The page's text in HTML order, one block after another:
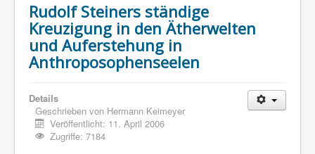
Rudolf Steiners ständige
Kreuzigung in den Ätherwelten
und Auferstehung in
Anthroposophenseelen
Details
Geschrieben von Hermann Keimeyer
Veröffentlicht: 11. April 2006
Zugriffe: 7184